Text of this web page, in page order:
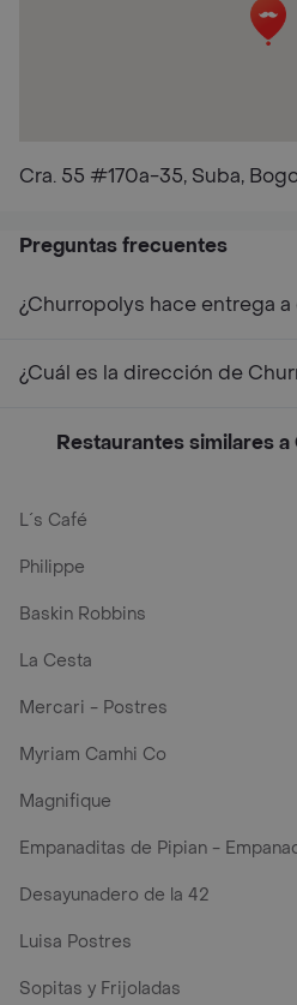
Cra. 55 #170a-35, Suba,
Preguntas frecuentes
¿Churropolys hace entrega
¿Cuál es la dirección de
Restaurantes similares
L´s Café
Philippe
Baskin Robbins
La Cesta
Mercari - Postres
Myriam Camhi Co
Magnifique
Empanaditas de Pipian -
Desayunadero de la 42
Luisa Postres
Sopitas y Frijoladas